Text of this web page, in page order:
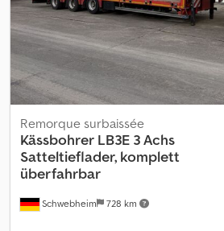
Schwebheim 728 km
Remorque surbaissée
Kässbohrer LB3E 3 Achs
Satteltieflader, komplett
überfahrbar